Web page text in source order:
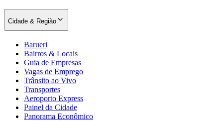
Cidade & Região
Barueri
Bairros & Locais
Guia de Empresas
Vagas de Emprego
Trânsito ao Vivo
Transportes
Aeroporto Express
Painel da Cidade
Panorama Econômico